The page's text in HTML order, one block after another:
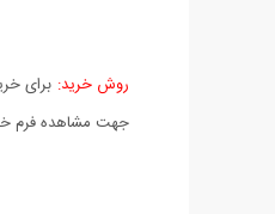
روش خرید: برای
جهت مشاهده فرم